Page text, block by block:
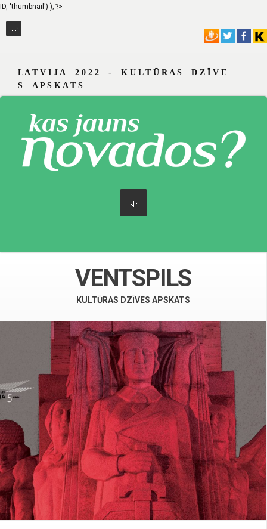
ID, 'thumbnail') ); ?>
L A T V I J A 2 0 2 2 - K U L T Ū R A S D Z Ī V E
S A P S K A T S
VENTSPILS
KULTŪRAS DZĪVES APSKATS